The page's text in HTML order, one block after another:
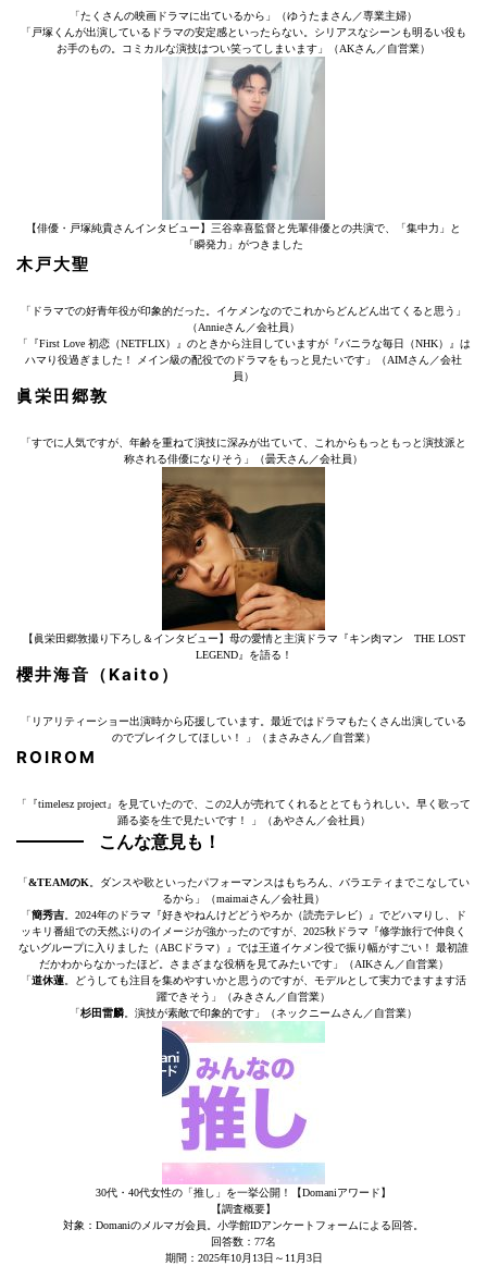
「たくさんの映画ドラマに出ているから」（ゆうたまさん／専業主婦）
「戸塚くんが出演しているドラマの安定感といったらない。シリアスなシーンも明るい役も
お手のもの。コミカルな演技はつい笑ってしまいます」（AKさん／自営業）
【俳優・戸塚純貴さんインタビュー】三谷幸喜監督と先輩俳優との共演で、「集中力」と
「瞬発力」がつきました
木戸大聖
「ドラマでの好青年役が印象的だった。イケメンなのでこれからどんどん出てくると思う」
（Annieさん／会社員）
「『First Love 初恋（NETFLIX）』のときから注目していますが『バニラな毎日（NHK）』は
ハマり役過ぎました！ メイン級の配役でのドラマをもっと見たいです」（AIMさん／会社
員）
眞栄田郷敦
「すでに人気ですが、年齢を重ねて演技に深みが出ていて、これからもっともっと演技派と
称される俳優になりそう」（曇天さん／会社員）
【眞栄田郷敦撮り下ろし＆インタビュー】母の愛情と主演ドラマ『キン肉マン THE LOST
LEGEND』を語る！
櫻井海音（Kaito）
「リアリティーショー出演時から応援しています。最近ではドラマもたくさん出演している
のでブレイクしてほしい！ 」（まさみさん／自営業）
ROIROM
「『timelesz project』を見ていたので、この2人が売れてくれるととてもうれしい。早く歌って
踊る姿を生で見たいです！ 」（あやさん／会社員）
こんな意見も！
「&TEAMのK 。ダンスや歌といったパフォーマンスはもちろん、バラエティまでこなしてい
るから」（maimaiさん／会社員）
「簡秀吉 。2024年のドラマ『好きやねんけどどうやろか（読売テレビ）』でどハマりし、ド
ッキリ番組での天然ぶりのイメージが強かったのですが、2025秋ドラマ『修学旅行で仲良く
ないグループに入りました（ABCドラマ）』では王道イケメン役で振り幅がすごい！ 最初誰
だかわからなかったほど。さまざまな役柄を見てみたいです」（AIKさん／自営業）
「道休蓮 。どうしても注目を集めやすいかと思うのですが、モデルとして実力でますます活
躍できそう」（みきさん／自営業）
「杉田雷麟 。演技が素敵で印象的です」（ネックニームさん／自営業）
30代・40代女性の「推し」を一挙公開！【Domaniアワード】
【調査概要】
対象：Domaniのメルマガ会員。小学館IDアンケートフォームによる回答。
回答数：77名
期間：2025年10月13日～11月3日